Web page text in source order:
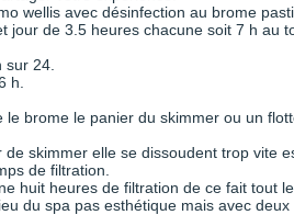
wellis avec désinfection au brome
jour de 3.5 heures chacune soit 7 h au
24.
h.
brome le panier du skimmer ou un
skimmer elle se dissoudent trop vite
de filtration.
huit heures de filtration de ce fait tout
du spa pas esthétique mais avec